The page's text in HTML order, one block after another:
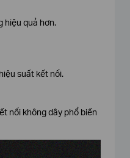
hiệu quả hơn.
suất kết nối.
nối không dây phổ biến